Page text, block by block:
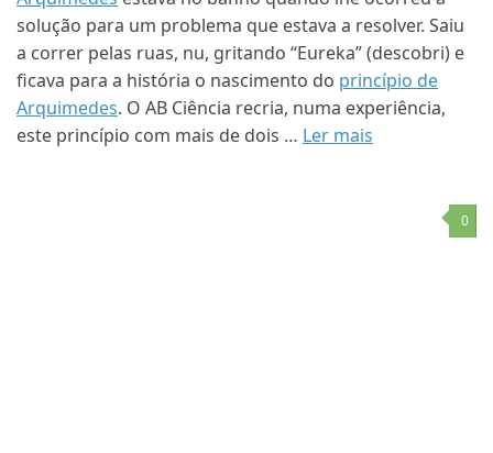
solução para um problema que estava a resolver. Saiu
a correr pelas ruas, nu, gritando “Eureka” (descobri) e
ficava para a história o nascimento do princípio de
Arquimedes. O AB Ciência recria, numa experiência,
este princípio com mais de dois … Ler mais
0